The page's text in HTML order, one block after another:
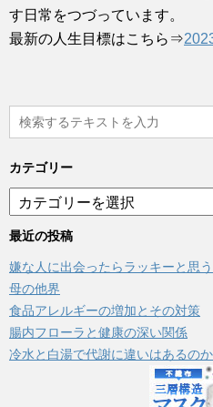
す日常をつづっています。
最新の人生目標はこちら⇒
カテゴリー
テ
ゴ
ー
最近の投稿
嫌な人に出会ったらラッキーと思う
母の他界
食品アレルギーの増加とその対策
腸内フローラと健康の深い関係
冷水と白湯で代謝に違いはあるのか